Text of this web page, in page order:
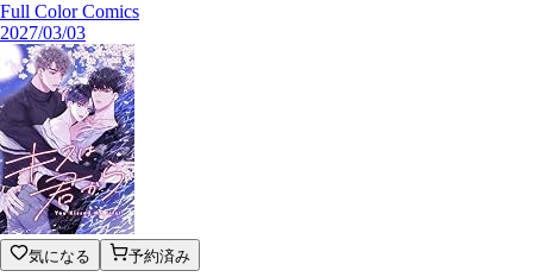
Full Color Comics
2027/03/03
気になる 予約済み